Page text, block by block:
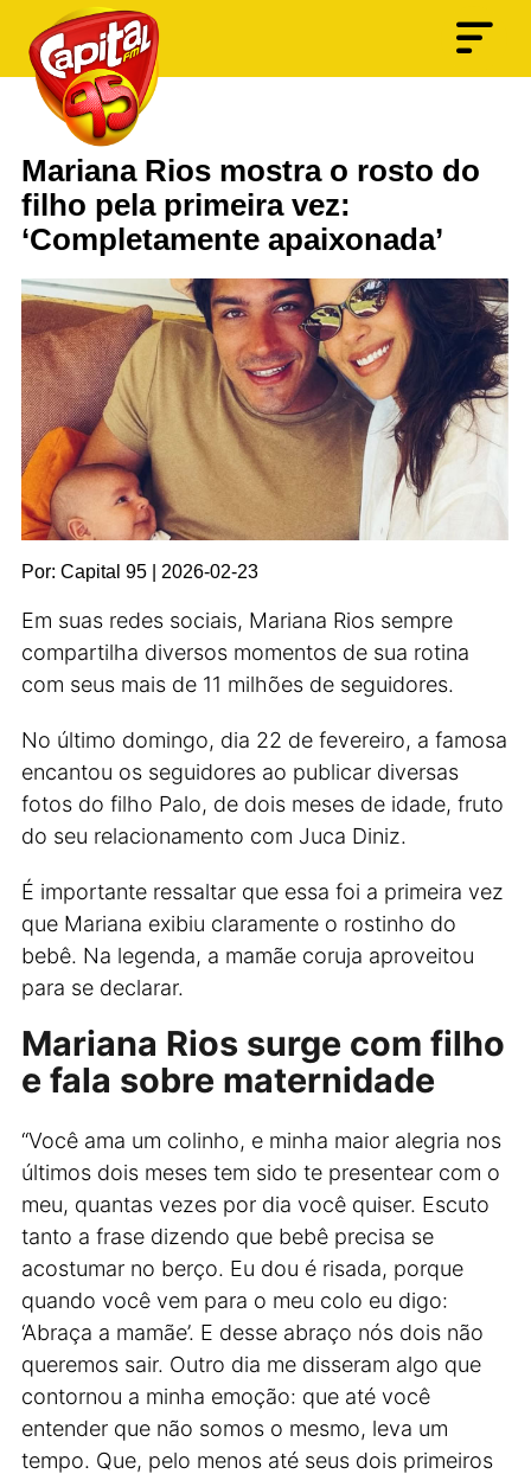
Mariana Rios mostra o rosto do
filho pela primeira vez:
‘Completamente apaixonada’
Por: Capital 95 | 2026-02-23
Em suas redes sociais, Mariana Rios sempre
compartilha diversos momentos de sua rotina
com seus mais de 11 milhões de seguidores.
No último domingo, dia 22 de fevereiro, a famosa
encantou os seguidores ao publicar diversas
fotos do filho Palo, de dois meses de idade, fruto
do seu relacionamento com Juca Diniz.
É importante ressaltar que essa foi a primeira vez
que Mariana exibiu claramente o rostinho do
bebê. Na legenda, a mamãe coruja aproveitou
para se declarar.
Mariana Rios surge com filho
e fala sobre maternidade
“Você ama um colinho, e minha maior alegria nos
últimos dois meses tem sido te presentear com o
meu, quantas vezes por dia você quiser. Escuto
tanto a frase dizendo que bebê precisa se
acostumar no berço. Eu dou é risada, porque
quando você vem para o meu colo eu digo:
‘Abraça a mamãe’. E desse abraço nós dois não
queremos sair. Outro dia me disseram algo que
contornou a minha emoção: que até você
entender que não somos o mesmo, leva um
tempo. Que, pelo menos até seus dois primeiros